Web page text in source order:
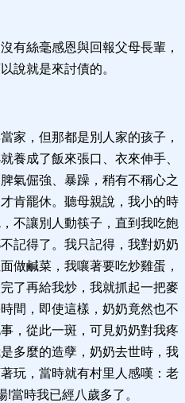
有絲毫感恩與回報父母長輩，
說就是來討債的。
家，但那都是別人家的孩子，
養成了飯來張口、衣來伸手、
氣倔強、暴躁，稍有不稱心之
肯罷休。聽母親說，我小的時
不讓別人動筷子，直到我吃飽
記得了。我只記得，我對奶奶
做鹹菜，我嚷著要吃炒雞蛋，
了再給我炒，我就抓起一把麥
間，即使這樣，奶奶竟然也不
，從此一斑，可見奶奶對我疼
多麼的造孽，奶奶去世時，我
玩，當時就有村里人感嘆：老
當時我已經八歲多了。